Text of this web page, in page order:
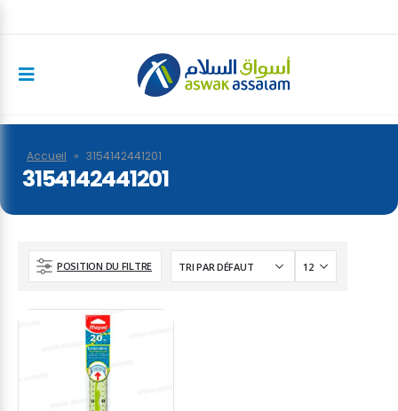
Accueil » 3154142441201
3154142441201
POSITION DU FILTRE